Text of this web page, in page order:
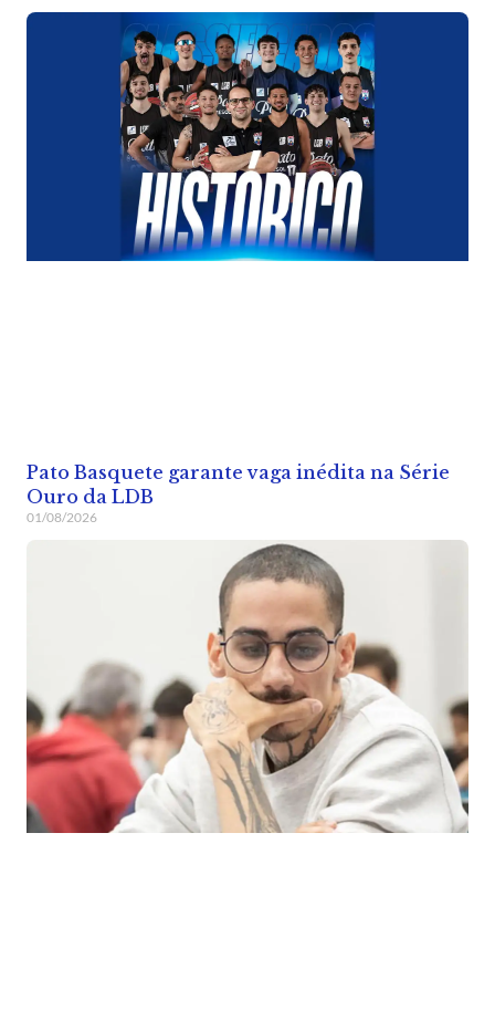
Pato Basquete garante vaga inédita na Série
Ouro da LDB
01/08/2026